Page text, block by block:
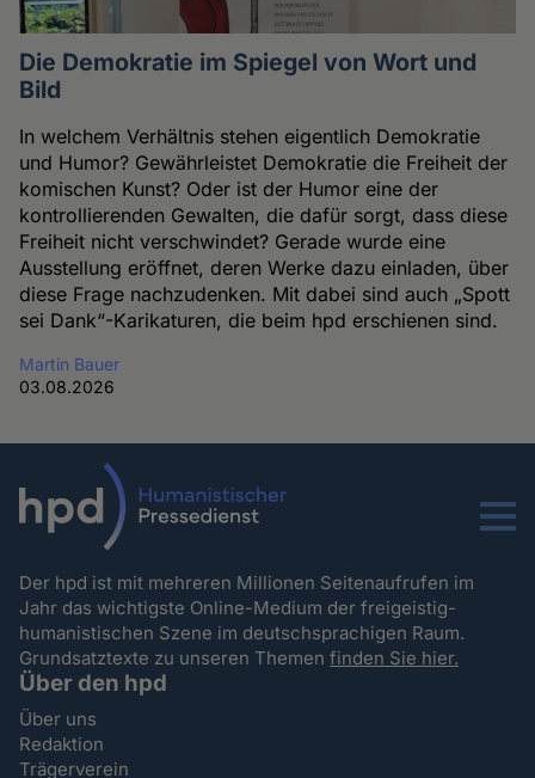
Die Demokratie im Spiegel von Wort und
Bild
In welchem Verhältnis stehen eigentlich Demokratie
und Humor? Gewährleistet Demokratie die Freiheit der
komischen Kunst? Oder ist der Humor eine der
kontrollierenden Gewalten, die dafür sorgt, dass diese
Freiheit nicht verschwindet? Gerade wurde eine
Ausstellung eröffnet, deren Werke dazu einladen, über
diese Frage nachzudenken. Mit dabei sind auch „Spott
sei Dank“-Karikaturen, die beim hpd erschienen sind.
Martin Bauer
03.08.2026
Menu
Der hpd ist mit mehreren Millionen Seitenaufrufen im
Jahr das wichtigste Online-Medium der freigeistig-
humanistischen Szene im deutschsprachigen Raum.
Grundsatztexte zu unseren Themenfinden Sie hier.
Über den hpd
Über uns
Redaktion
Trägerverein